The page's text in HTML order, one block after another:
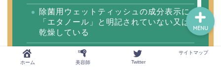
除菌用ウェットティッシュの成分表示に
「エタノール」と明記されていない又は
乾燥している
汚物入用透明ビニール袋の色が濃色で収
納物を確認しにくい
ホーム 美容師 Twitter
サイトマップ
MENU